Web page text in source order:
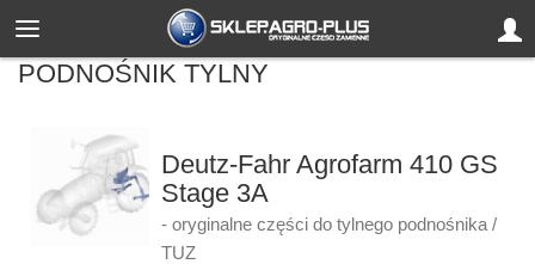
PODNOŚNIK TYLNY
Deutz-Fahr Agrofarm 410 GS
Stage 3A
- oryginalne części do tylnego podnośnika /
TUZ